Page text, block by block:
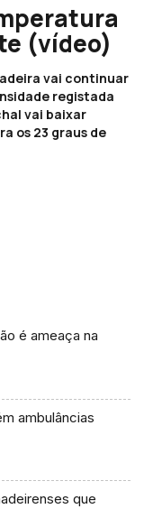
(vídeo)
vai continuar
registada
vai baixar
os 23 graus de
é ameaça na
ambulâncias
que